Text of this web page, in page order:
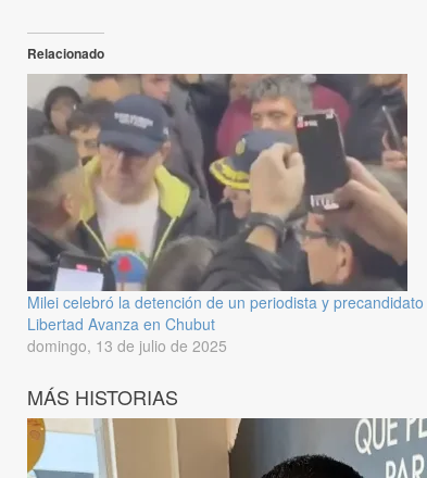
Relacionado
Milei celebró la detención de un periodista y
Libertad Avanza en Chubut
domingo, 13 de julio de 2025
MÁS HISTORIAS